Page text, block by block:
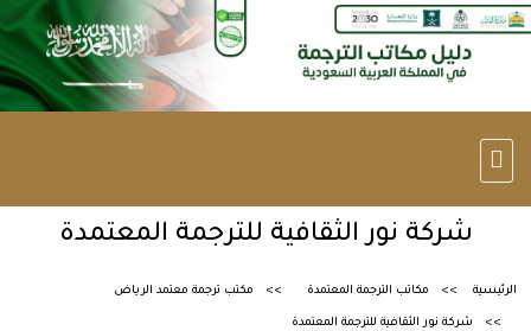
شركة نور الثقافية للترجمة المعتمدة
الرئيسية مكاتب الترجمة المعتمدة مكتب ترجمة معتمد الرياض
شركة نور الثقافية للترجمة المعتمدة